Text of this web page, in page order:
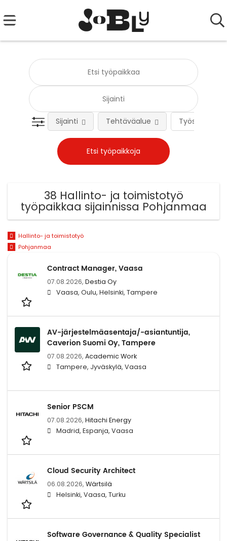
Työsuhteen
Sijainti Tehtäväalue
38 Hallinto- ja toimistotyö
työpaikkaa sijainnissa Pohjanmaa
Hallinto- ja toimistotyö
Pohjanmaa
Contract Manager, Vaasa
07.08.2026, Destia Oy
Vaasa, Oulu, Helsinki, Tampere
AV-järjestelmäasentaja/-asiantuntija,
Caverion Suomi Oy, Tampere
07.08.2026, Academic Work
Tampere, Jyväskylä, Vaasa
Senior PSCM
07.08.2026, Hitachi Energy
Madrid, Espanja, Vaasa
Cloud Security Architect
06.08.2026, Wärtsilä
Helsinki, Vaasa, Turku
Software Governance & Quality Specialist